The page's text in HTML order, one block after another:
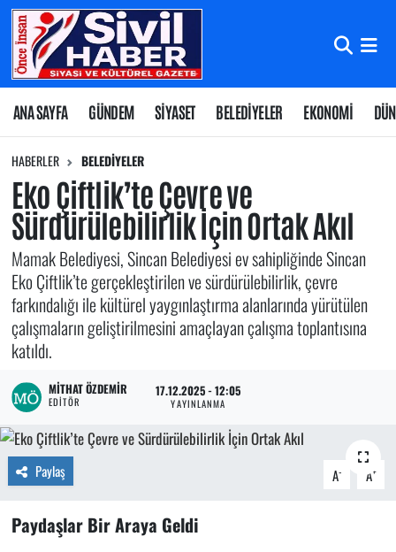
ANA SAYFA GÜNDEM SİYASET BELEDİYELER EKONOMİ
HABERLER BELEDİYELER
Eko Çiftlik’te Çevre ve
Sürdürülebilirlik İçin Ortak Akıl
Mamak Belediyesi, Sincan Belediyesi ev sahipliğinde Sincan
Eko Çiftlik’te gerçekleştirilen ve sürdürülebilirlik, çevre
farkındalığı ile kültürel yaygınlaştırma alanlarında yürütülen
çalışmaların geliştirilmesini amaçlayan çalışma toplantısına
katıldı.
MITHAT ÖZDEMIR
EDITÖR
17.12.2025 - 12:05
YAYINLANMA
Paylaş A- A+
Paydaşlar Bir Araya Geldi
Nöbetçi Eczaneler
Hava Durumu
Namaz Vakitleri
Trafik Durumu
Süper Lig Puan Durumu ve Fikstür
Tüm Manşetler
Son Dakika Haberleri
Haber Arşivi